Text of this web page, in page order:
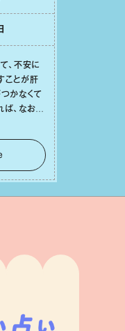
、不安に
ことが肝
かなくて
、なおさ
た、広い
必要な⽇で
課題の⼀